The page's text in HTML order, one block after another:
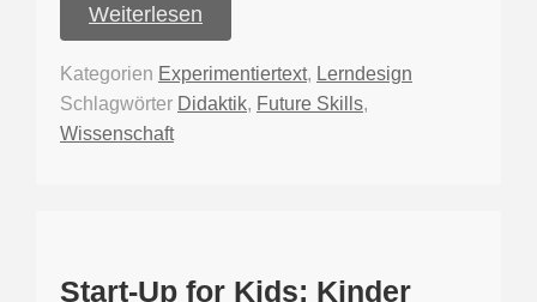
Weiterlesen
Kategorien Experimentiertext, Lerndesign
Schlagwörter Didaktik, Future Skills,
Wissenschaft
Start-Up for Kids: Kinder